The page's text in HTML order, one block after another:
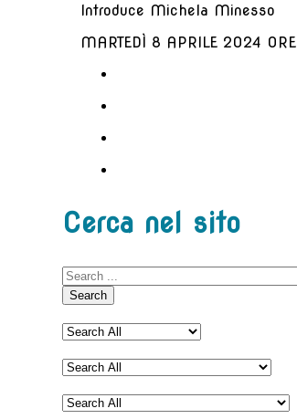
Introduce Michela Minesso
MARTEDÌ 8 APRILE 2024
Cerca nel sito
Search